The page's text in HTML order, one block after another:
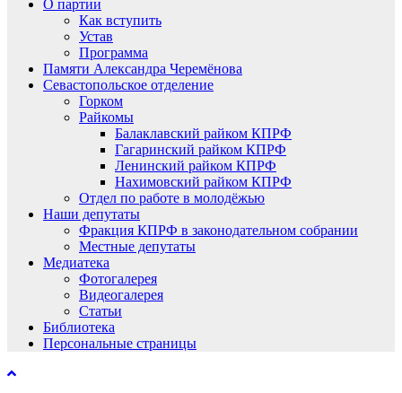
О партии
Как вступить
Устав
Программа
Памяти Александра Черемёнова
Севастопольское отделение
Горком
Райкомы
Балаклавский райком КПРФ
Гагаринский райком КПРФ
Ленинский райком КПРФ
Нахимовский райком КПРФ
Отдел по работе в молодёжью
Наши депутаты
Фракция КПРФ в законодательном собрании
Местные депутаты
Медиатека
Фотогалерея
Видеогалерея
Статьи
Библиотека
Персональные страницы